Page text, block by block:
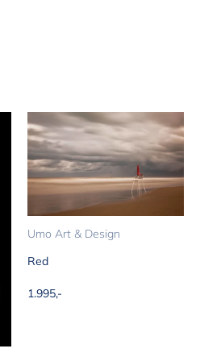
Umo Art & Design
Red
Aanbiedingsprijs
1.995,-